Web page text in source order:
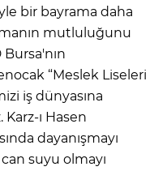
bir bayrama daha
mutluluğunu
Bursa'nın
“Meslek Liseleri
iş dünyasına
ı Hasen
dayanışmayı
suyu olmayı